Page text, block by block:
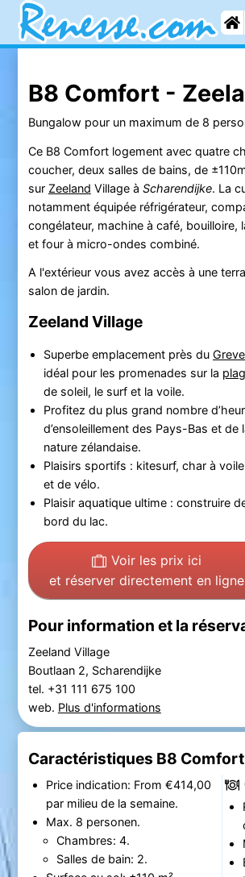
B8 Comfort -
Bungalow pour un maximum de 8
Ce B8 Comfort logement avec quatre
coucher, deux salles de bains, de
sur Zeeland Village à Scharendijke. La
notamment équipée réfrigérateur,
congélateur, machine à café, bouilloire,
et four à micro-ondes combiné.
A l'extérieur vous avez accès à une
salon de jardin.
Zeeland Village
Superbe emplacement près du
idéal pour les promenades sur la
de soleil, le surf et la voile.
Profitez du plus grand nombre
d’ensoleillement des Pays-Bas et de
nature zélandaise.
Plaisirs sportifs : kitesurf, char à
et de vélo.
Plaisir aquatique ultime : construire
bord du lac.
Voir les prix ici
et réserver directement en ligne
Pour information et la
Zeeland Village
Boutlaan 2, Scharendijke
tel. +31 111 675 100
web. Plus d'informations
Caractéristiques B8
Price indication: From €414,00
par milieu de la semaine.
Max. 8 personen.
Chambres: 4.
Salles de bain: 2.